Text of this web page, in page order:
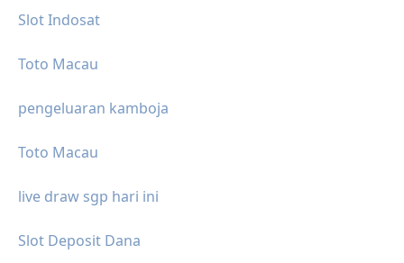
Slot Indosat
Toto Macau
pengeluaran kamboja
Toto Macau
live draw sgp hari ini
Slot Deposit Dana